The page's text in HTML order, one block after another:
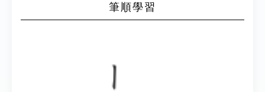
筆順學習